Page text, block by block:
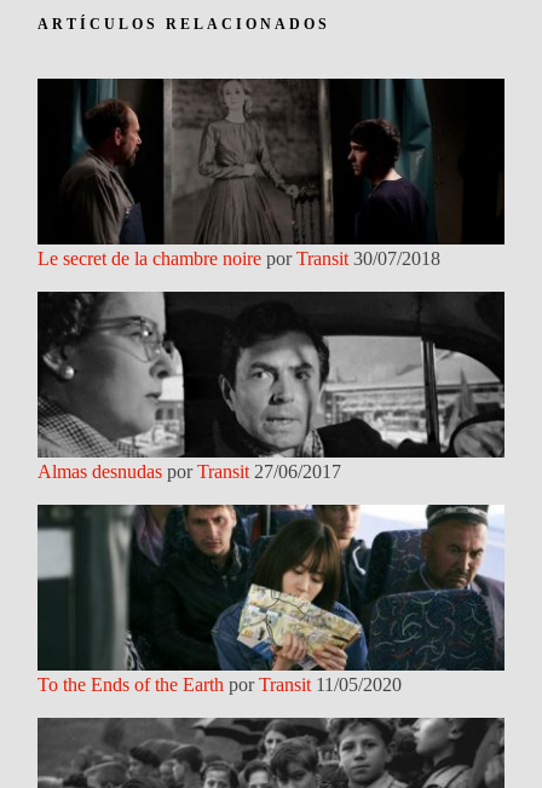
ARTÍCULOS RELACIONADOS
Le secret de la chambre noire porTransit 30/07/2018
Almas desnudas porTransit 27/06/2017
To the Ends of the Earth porTransit 11/05/2020